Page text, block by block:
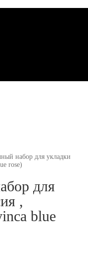
набор для укладки
rose)
для
,
blue